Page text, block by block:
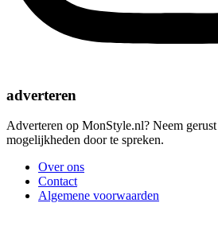
adverteren
Adverteren op MonStyle.nl? Neem
mogelijkheden door te spreken.
Over ons
Contact
Algemene voorwaarden